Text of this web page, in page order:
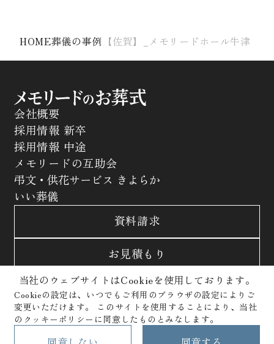
HOME葬儀の事例 【佐賀】_メモリードホール牛津
会社概要
採用情報 新卒
採用情報 中途
メモリードの互助会
弔文・供花サービス きよらか
いい葬儀
資料請求
お見積もり
お問合わせ
サイトポリシー
プライバシーポリシー
クッキーポリシー
Copyright © Memolead Corporation. All Rights Reserved.
当社のウェブサイトはCookieを使用しております。
Cookieの設定は、いつでもご利用のブラウザの設定によりご
変更いただけます。
このサイトを使用することにより、当社
のクッキーポリシーに同意したものとみなします。